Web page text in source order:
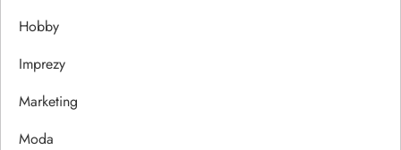
a
w
p
Hobby
Imprezy
Marketing
Moda